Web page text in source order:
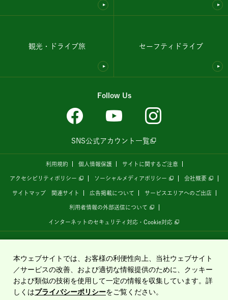
観光・ドライブ旅 セーフティドライブ
Follow Us
SNS公式アカウント一覧
利用規約 個人情報保護 サイトに関するご注意
アクセシビリティポリシー ソーシャルメディアポリシー 会社概要
サイトマップ 関連サイト 広告掲載について サービスエリアへのご出店
利用者情報の外部送信について
インターネットのセキュリティ対応・Cookie対応
運営しています。
Copyright©2020 East Nippon Expressway Company Limited
All Rights Reserved.
本ウェブサイトでは、お客様の利便性向上、当社ウェブサイト
／サービスの改善、および適切な情報提供のために、クッキー
および類似の技術を使用して一定の情報を収集しています。詳
しくはプライバシーポリシーをご覧ください。